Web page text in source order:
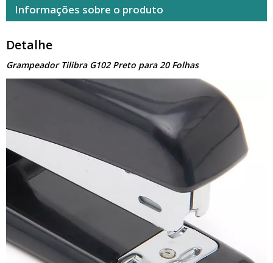
Informações sobre o produto
Detalhe
Grampeador Tilibra G102 Preto para 20 Folhas